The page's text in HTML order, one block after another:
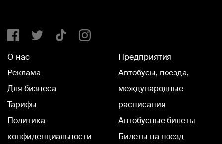
О нас
Реклама
Для бизнеса
Тарифы
Политика
конфиденциальности
Предприятия
Автобусы, поезда,
международные
расписания
Автобусные билеты
Билеты на поезд